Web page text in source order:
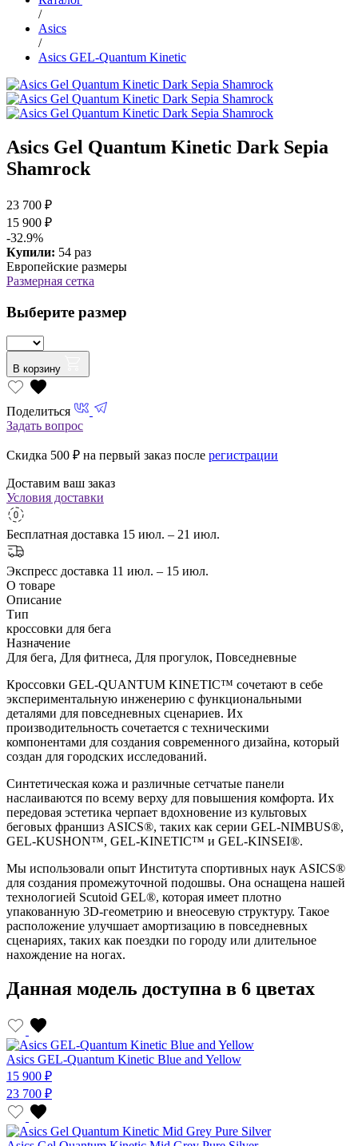
/
Asics
/
Asics GEL-Quantum Kinetic
Asics Gel Quantum Kinetic Dark Sepia
Shamrock
23 700 ₽
15 900 ₽
-32.9%
Купили: 54 раз
Европейские размеры
Размерная сетка
Выберите размер
В корзину
Поделиться
Задать вопрос
Скидка 500 ₽ на первый заказ после регистрации
Доставим ваш заказ
Условия доставки
Бесплатная доставка 15 июл. – 21 июл.
Экспресс доставка 11 июл. – 15 июл.
О товаре
Описание
Тип
кроссовки для бега
Назначение
Для бега, Для фитнеса, Для прогулок, Повседневные
Кроссовки GEL-QUANTUM KINETIC™ сочетают в себе
экспериментальную инженерию с функциональными
деталями для повседневных сценариев. Их
производительность сочетается с техническими
компонентами для создания современного дизайна, который
создан для городских исследований.
Синтетическая кожа и различные сетчатые панели
наслаиваются по всему верху для повышения комфорта. Их
передовая эстетика черпает вдохновение из культовых
беговых франшиз ASICS®, таких как серии GEL-NIMBUS®,
GEL-KUSHON™, GEL-KINETIC™ и GEL-KINSEI®.
Мы использовали опыт Института спортивных наук ASICS®
для создания промежуточной подошвы. Она оснащена нашей
технологией Scutoid GEL®, которая имеет плотно
упакованную 3D-геометрию и внеосевую структуру. Такое
расположение улучшает амортизацию в повседневных
сценариях, таких как поездки по городу или длительное
нахождение на ногах.
Данная модель доступна в 6 цветах
Asics GEL-Quantum Kinetic Blue and Yellow
15 900 ₽
23 700 ₽